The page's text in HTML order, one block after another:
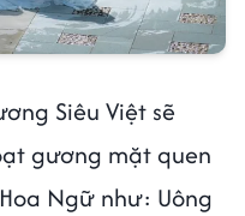
Siêu Việt sẽ
gương mặt quen
Ngữ như: Uông